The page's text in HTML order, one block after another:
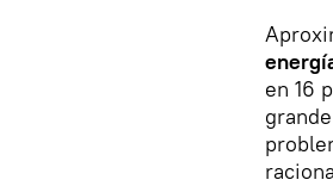
en 16